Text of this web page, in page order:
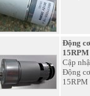
Động
Cập
Động
15RPM